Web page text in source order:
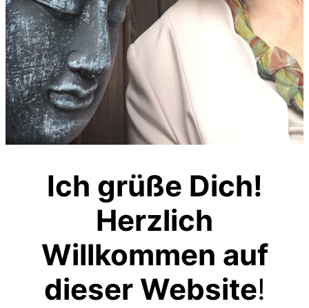
Ich grüße Dich!
Herzlich
Willkommen auf
dieser Website!